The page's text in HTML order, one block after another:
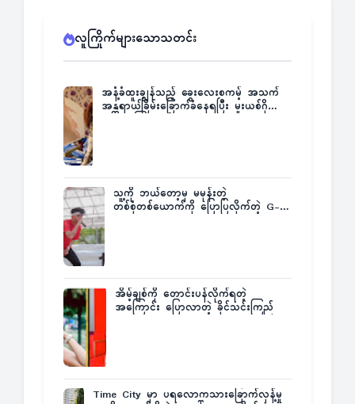
လူကြိုက်များသောသတင်း
အနံ့ခံထူးချွန်သည့် ခွေးလေးစကမ့် အသက်
အန္တရာယ်ခြိမ်းခြောက်ခံနေရပြီး မူးယစ်ဂိုဏ်း
သူ့ကို ဘယ်တော့မှ မမုန်းတဲ့
တစ်စုံတစ်ယောက်ကို ပြောပြလိုက်တဲ့ G-
အိမ့်ချစ်ကို တောင်းပန်လိုက်ရတဲ့
အကြောင်း ပြောလာတဲ့ ခိုင်သင်းကြည်
Time City မှာ ပရလောကသားခြောက်လှန့်မှု